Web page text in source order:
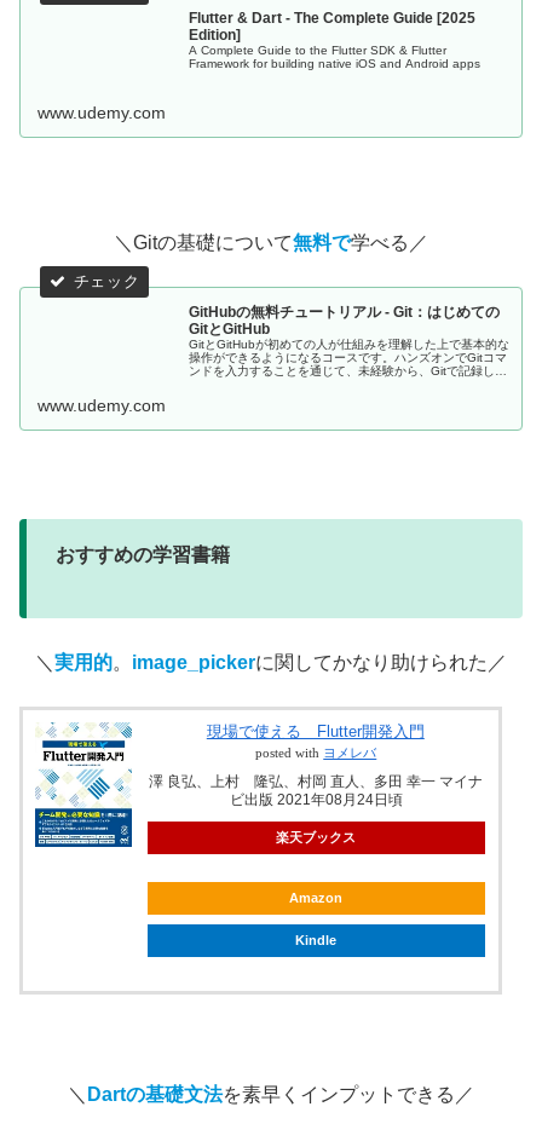
Flutter & Dart - The Complete Guide [2025
Edition]
A Complete Guide to the Flutter SDK & Flutter
Framework for building native iOS and Android apps
www.udemy.com
＼Gitの基礎について無料で学べる／
GitHubの無料チュートリアル - Git：はじめての
GitとGitHub
GitとGitHubが初めての人が仕組みを理解した上で基本的な
操作ができるようになるコースです。ハンズオンでGitコマ
ンドを入力することを通じて、未経験から、Gitで記録し
www.udemy.com
おすすめの学習書籍
＼ 実用的。 image_pickerに関してかなり助けられた／
現場で使える Flutter開発入門
posted with ヨメレバ
澤 良弘、上村 隆弘、村岡 直人、多田 幸一 マイナ
ビ出版 2021年08月24日頃
楽天ブックス
Amazon
Kindle
＼ Dartの基礎文法を素早くインプットできる／